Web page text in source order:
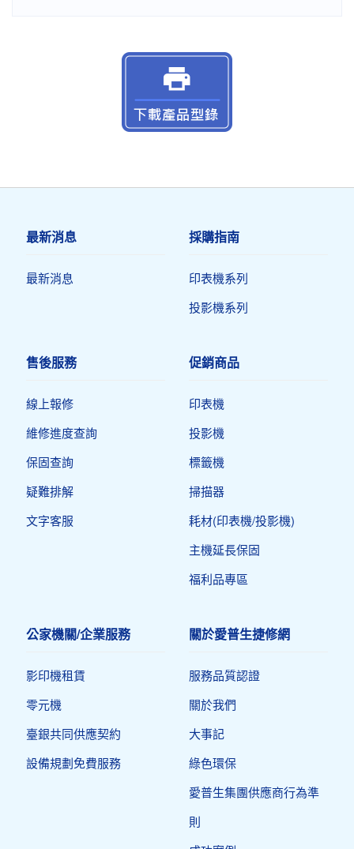
最新消息
最新消息
採購指南
印表機系列
投影機系列
售後服務
線上報修
維修進度查詢
保固查詢
疑難排解
文字客服
促銷商品
印表機​
投影機
標籤機
掃描器
耗材(印表機/投影機)
主機延長保固
福利品專區
公家機關/企業服務
影印機租賃
零元機
臺銀共同供應契約
設備規劃免費服務
關於愛普生捷修網
服務品質認證
關於我們
大事記
綠色環保
愛普生集團供應商行為準
則